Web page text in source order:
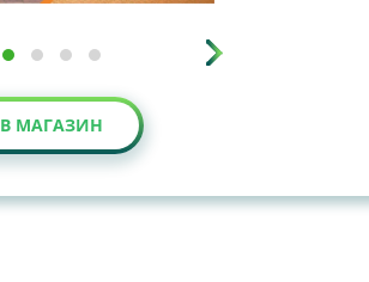
В МАГАЗИН